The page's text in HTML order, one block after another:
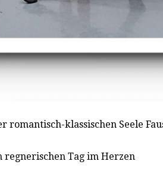
romantisch-klassischen Seele
regnerischen Tag im Herzen